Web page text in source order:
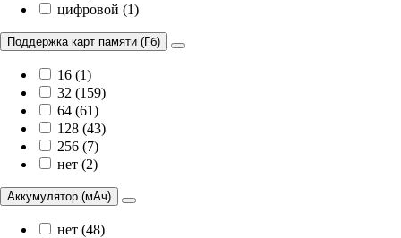
цифровой (1)
Поддержка карт памяти (Гб)
16 (1)
32 (159)
64 (61)
128 (43)
256 (7)
нет (2)
Аккумулятор (мАч)
нет (48)